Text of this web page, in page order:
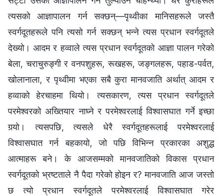
त्यसको आज्ञापालन गर्न सक्छन्—पृथ्वीका मानिसहरूले जस्तै
स्वर्गदूतहरूले पनि त्यसो गर्न सक्छन् भन्‍ने त्यस प्रधान स्‍वर्गदूतले
देख्यो। आदम र हव्‍वाले त्यस प्रधान स्‍वर्गदूतको आज्ञा पालन गरेको
बेला, चराचुरुङ्गी र वनपशुहरू, रूखहरू, जङ्गलहरू, पहाड-पर्वत,
खोलानाला, र पृथ्वीमा भएका सबै कुरा मानवजाति अर्थात् आदम र
हव्‍वाको हेरचाहमा थियो। त्यसकारण, त्यस प्रधान स्‍वर्गदूतले
परमेश्‍वरको अख्तियार नाघ्‍ने र परमेश्‍वरलाई विश्वासघात गर्ने इच्‍छा
गर्‍यो। त्यसपछि, त्यसले धेरै स्वर्गदूतहरूलाई परमेश्‍वरलाई
विश्वासघात गर्न बहकायो, जो पछि विभिन्‍न प्रकारका अशुद्ध
आत्‍माहरू बने। के आजसम्‍मको मानवजातिको विकास प्रधान
स्‍वर्गदूतको भ्रष्टताले नै पैदा गरेको होइन र? मानवजाति आज जस्तो
छ त्यो प्रधान स्‍वर्गदूतले परमेश्‍वरलाई विश्वासघात गरेर